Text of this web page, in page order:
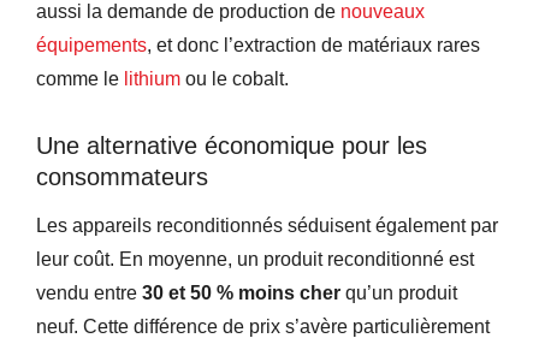
aussi la demande de production de nouveaux
équipements, et donc l’extraction de matériaux rares
comme le lithium ou le cobalt.
Une alternative économique pour les
consommateurs
Les appareils reconditionnés séduisent également par
leur coût. En moyenne, un produit reconditionné est
vendu entre 30 et 50 % moins cher qu’un produit
neuf. Cette différence de prix s’avère particulièrement